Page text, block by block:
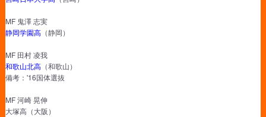
MF 鬼澤 志実
静岡学園高（静岡）
MF 田村 凌我
和歌山北高（和歌山）
備考：'16国体選抜
MF 河崎 晃伸
大塚高（大阪）